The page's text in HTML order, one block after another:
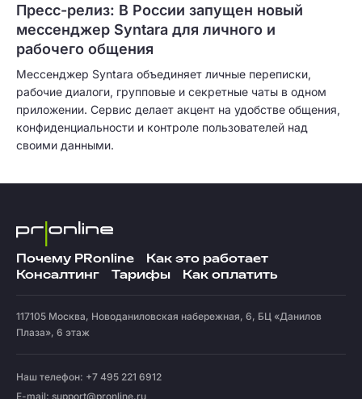
Пресс-релиз: В России запущен новый
мессенджер Syntara для личного и
рабочего общения
Мессенджер Syntara объединяет личные переписки,
рабочие диалоги, групповые и секретные чаты в одном
приложении. Сервис делает акцент на удобстве общения,
конфиденциальности и контроле пользователей над
своими данными.
Почему PRonline
Как это работает
Консалтинг
Тарифы Как оплатить
117105 Москва, Новоданиловская набережная, 6, БЦ «Данилов
Плаза», 6 этаж
Наш телефон: +7 495 221 6912
E-mail: support@pronline.ru